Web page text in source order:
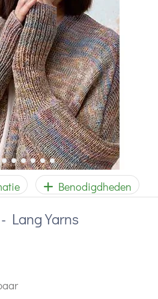
Benodigdheden
Lang Yarns